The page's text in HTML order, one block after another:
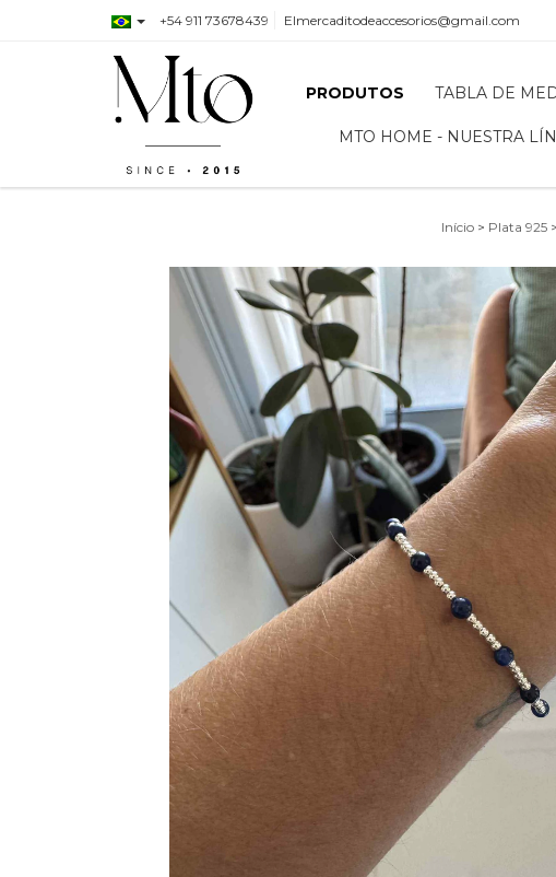
+54 911 73678439 Elmercaditodeaccesorios@gmail.com
PRODUTOS TABLA DE
MTO HOME - NUESTRA
Início > Plata 925 >